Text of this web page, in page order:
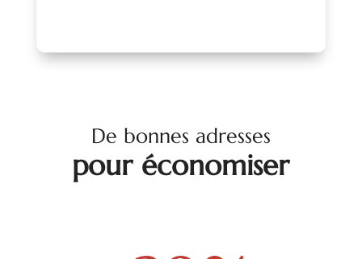
De bonnes adresses
pour économiser